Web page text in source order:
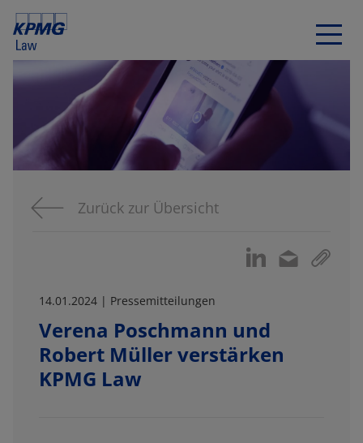
Zurück zur Übersicht
14.01.2024 | Pressemitteilungen
Verena Poschmann und
Robert Müller verstärken
KPMG Law